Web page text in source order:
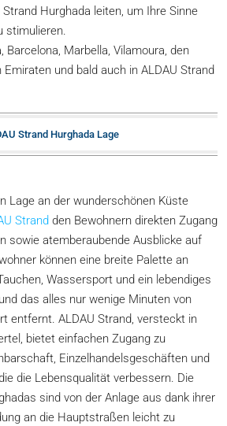
Hurghada leiten, um Ihre Sinne
stimulieren.
Barcelona, ​​Marbella, Vilamoura, den
und bald auch in ALDAU Strand
Strand Hurghada Lage
Lage an der wunderschönen Küste
Strand den Bewohnern direkten Zugang
sowie atemberaubende Ausblicke auf
können eine breite Palette an
Wassersport und ein lebendiges
das alles nur wenige Minuten von
entfernt. ALDAU Strand, versteckt in
bietet einfachen Zugang zu
Einzelhandelsgeschäften und
die Lebensqualität verbessern. Die
sind von der Anlage aus dank ihrer
an die Hauptstraßen leicht zu